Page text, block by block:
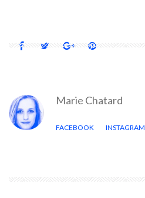
Marie Chatard
FACEBOOK INSTAGRAM